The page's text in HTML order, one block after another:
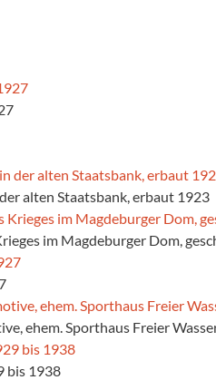
alten Staatsbank, erbaut 1923
im Magdeburger Dom,
ehem. Sporthaus Freier
bis 1938